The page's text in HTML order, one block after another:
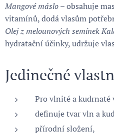
Mangové máslo– obsahuje
vitamínů, dodá vlasům
Olej z melounových semínek
hydratační účinky, udržuje
Jedinečné
Pro vlnité a kudrnaté
definuje tvar vln a
přírodní složení,